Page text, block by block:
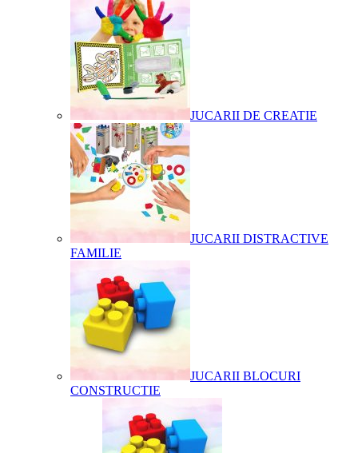
JUCARII DE CREATIE
JUCARII DISTRACTIVE
FAMILIE
JUCARII BLOCURI
CONSTRUCTIE